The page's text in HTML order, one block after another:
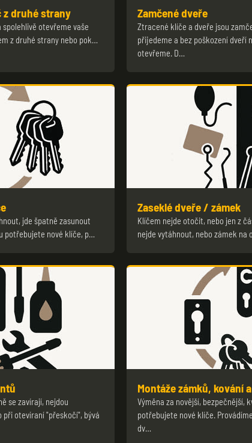
druhé strany
otevřeme vaše
z druhé strany nebo pok…
Zamčené dveře
Ztracené klíče a dveře jsou
přijedeme a bez poškození dveří
otevřeme. D…
jde špatně zasunout
potřebujete nové klíče, p…
Zaseklé dveře / zámek
Klíčem nejde otočit, nebo jen z
nejde vytáhnout, nebo zámek
se zavírají, nejdou
při otevíraní "přeskočí", bývá
Montáže zámků, kování
Výměna za novější, bezpečnější,
potřebujete nové klíče.
dv…